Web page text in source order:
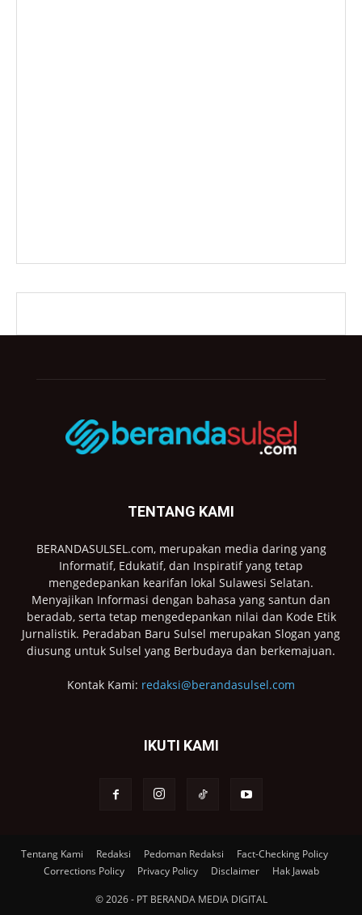
TENTANG KAMI
BERANDASULSEL.com, merupakan media daring yang
Informatif, Edukatif, dan Inspiratif yang tetap
mengedepankan kearifan lokal Sulawesi Selatan.
Menyajikan Informasi dengan bahasa yang santun dan
beradab, serta tetap mengedepankan nilai dan Kode Etik
Jurnalistik. Peradaban Baru Sulsel merupakan Slogan yang
diusung untuk Sulsel yang Berbudaya dan berkemajuan.
Kontak Kami: redaksi@berandasulsel.com
IKUTI KAMI
Tentang Kami Redaksi Pedoman Redaksi
Fact-Checking Policy
Corrections Policy
Privacy Policy Disclaimer Hak Jawab
© 2026 - PT BERANDA MEDIA DIGITAL